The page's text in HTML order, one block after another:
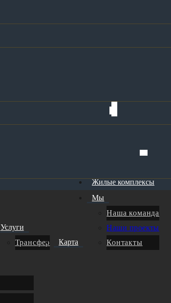
Жилые комплексы
Услуги
Трансфер
Карта
Мы
Наша команда
Наши проекты
Контакты